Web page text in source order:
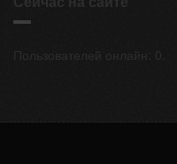
Пользователей онлайн: 0.